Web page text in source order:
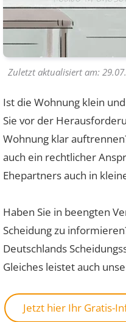
Zuletzt aktualisiert am:
Ist die Wohnung klein
Sie vor der
Wohnung klar
auch ein rechtlicher
Ehepartners auch in
Haben Sie in beengten
Scheidung zu
Deutschlands
Gleiches leistet auch
Jetzt hier Ihr Gratis-